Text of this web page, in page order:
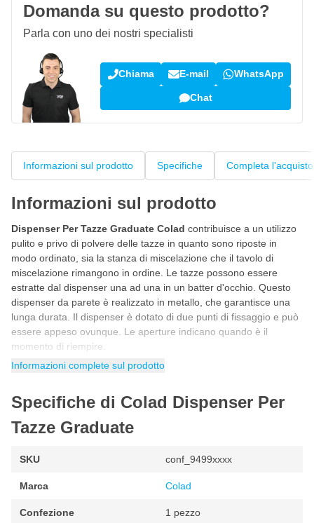
Domanda su questo prodotto?
Parla con uno dei nostri specialisti
Chiama E-mail WhatsApp
Chat
Informazioni sul prodotto Specifiche Completa l'acquisto
Informazioni sul prodotto
Dispenser Per Tazze Graduate Colad contribuisce a un utilizzo
pulito e privo di polvere delle tazze in quanto sono riposte in
modo ordinato, sia la stanza di miscelazione che il tavolo di
miscelazione rimangono in ordine. Le tazze possono essere
estratte dal dispenser una ad una in un batter d'occhio. Questo
dispenser da parete è realizzato in metallo, che garantisce una
lunga durata. Il dispenser è dotato di due punti di fissaggio e può
essere appeso ovunque. Le aperture indicano quando è il
momento di riempire.
Disponibile per i seguenti formati:
350 ml
2.300 ml
Informazioni complete sul prodotto
Specifiche di Colad Dispenser Per
Tazze Graduate
SKU conf_9499xxxx
Marca Colad
Confezione 1 pezzo